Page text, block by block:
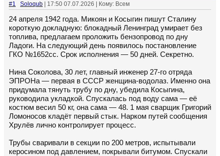
#1 Soloqub | 17:50 07.07.2026 | Кому: Всем
24 апреля 1942 года. Микоян и Косыгин пишут Сталину
короткую докладную: блокадный Ленинград умирает без
топлива, предлагаем проложить бензопровод по дну
Ладоги. На следующий день появилось постановление
ГКО №1652сс. Срок исполнения — 50 дней. Секретно.
Нина Соколова, 30 лет, главный инженер 27-го отряда
ЭПРОНа — первая в СССР женщина-водолаз. Именно она
придумала тянуть трубу по дну, убедила Косыгина,
руководила укладкой. Спускалась под воду сама — её
костюм весил 50 кг, она сама — 48. 1 мая сварщик Григорий
Ломоносов кладёт первый стык. Нарком путей сообщения
Хрулёв лично контролирует процесс.
Трубы сваривали в секции по 200 метров, испытывали
керосином под давлением, покрывали битумом. Спускали